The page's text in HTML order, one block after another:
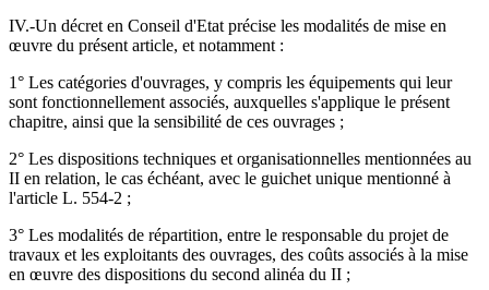
IV.-Un décret en Conseil d'Etat précise les modalités de mise en
œuvre du présent article, et notamment :
1° Les catégories d'ouvrages, y compris les équipements qui leur
sont fonctionnellement associés, auxquelles s'applique le présent
chapitre, ainsi que la sensibilité de ces ouvrages ;
2° Les dispositions techniques et organisationnelles mentionnées au
II en relation, le cas échéant, avec le guichet unique mentionné à
l'article L. 554-2 ;
3° Les modalités de répartition, entre le responsable du projet de
travaux et les exploitants des ouvrages, des coûts associés à la mise
en œuvre des dispositions du second alinéa du II ;